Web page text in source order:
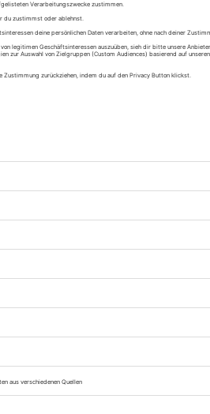
kürzt du das gemütliche Frühstück
Gruppenmitglieder nicht so
lieber entspannen, statt zu diesem
deine Destination einlassen. Statt in